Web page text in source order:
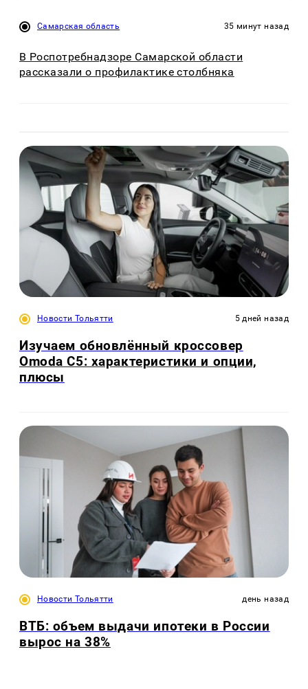
Самарская область 35 минут назад
В Роспотребнадзоре Самарской области
рассказали о профилактике столбняка
Новости Тольятти 5 дней назад
Изучаем обновлённый кроссовер
Omoda C5: характеристики и опции,
плюсы
Новости Тольятти день назад
ВТБ: объем выдачи ипотеки в России
вырос на 38%